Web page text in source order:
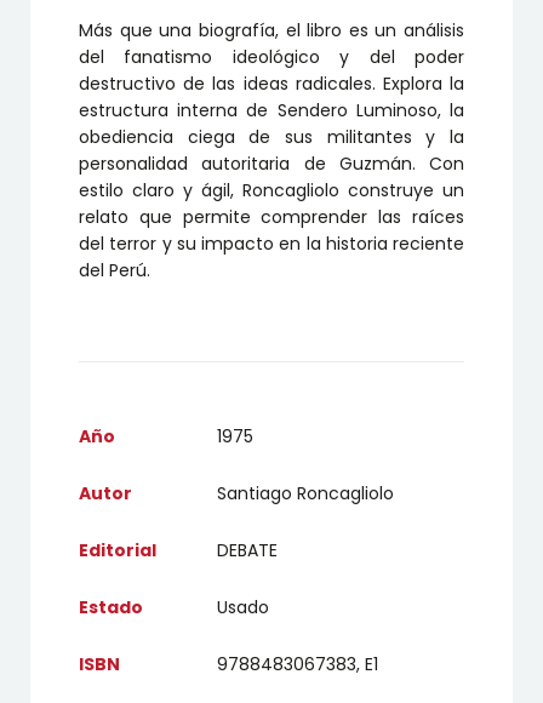
Más que una biografía, el libro es un análisis
del fanatismo ideológico y del poder
destructivo de las ideas radicales. Explora la
estructura interna de Sendero Luminoso, la
obediencia ciega de sus militantes y la
personalidad autoritaria de Guzmán. Con
estilo claro y ágil, Roncagliolo construye un
relato que permite comprender las raíces
del terror y su impacto en la historia reciente
del Perú.
Año 1975
Autor Santiago Roncagliolo
Editorial DEBATE
Estado Usado
ISBN 9788483067383, E1